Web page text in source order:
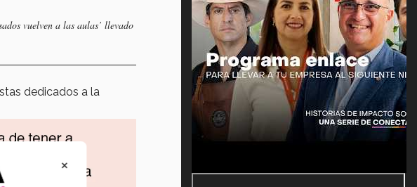
vuelven a las aulas’ llevado
dedicados a la
×